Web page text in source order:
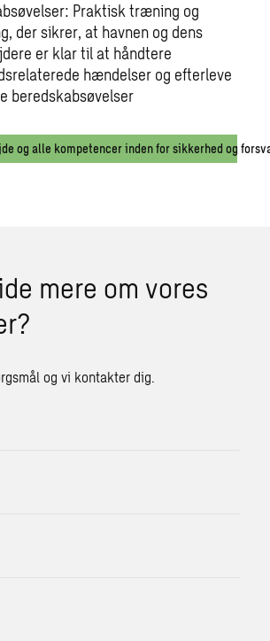
Praktisk træning og
der sikrer, at havnen og dens
er klar til at håndtere
hændelser og efterleve
beredskabsøvelser
og alle kompetencer inden for sikkerhed og
mere om vores
og vi kontakter dig.